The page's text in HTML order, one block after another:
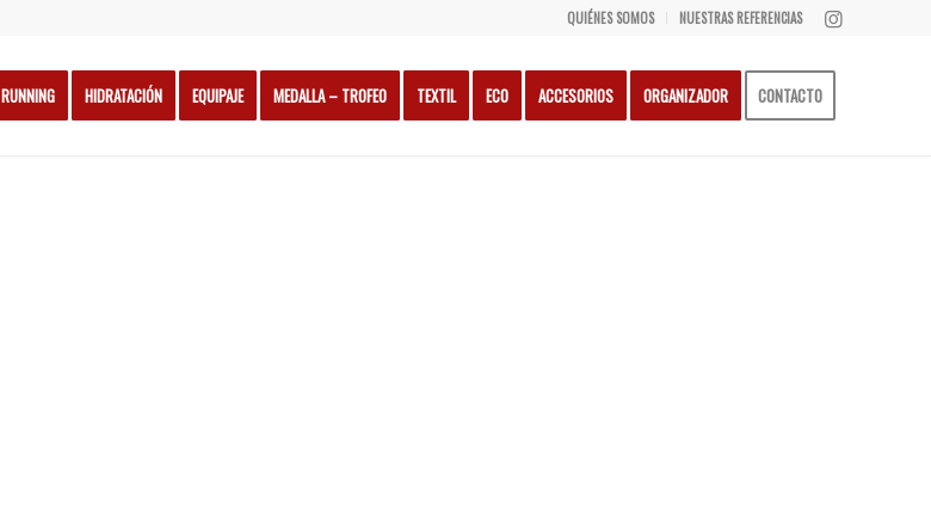
QUIÉNES SOMOS NUESTRAS REFERENCIAS
RUNNING HIDRATACIÓN EQUIPAJE MEDALLA – TROFEO TEXTIL ECO ACCESORIOS ORGANIZADOR CONTACTO